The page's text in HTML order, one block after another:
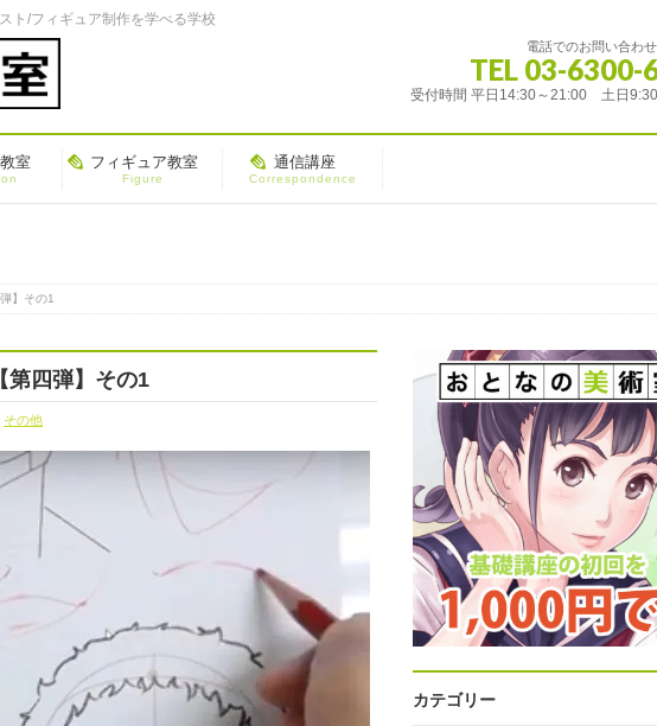
ト/フィギュア制作を学べる学校
電話でのお問い合わ
TEL 03-6300-
受付時間 平日14:30～21:00 土日
室 フィギュア教室
Figure
通信講座
Correspondence
】その1
第四弾】その1
その他
カテゴリー